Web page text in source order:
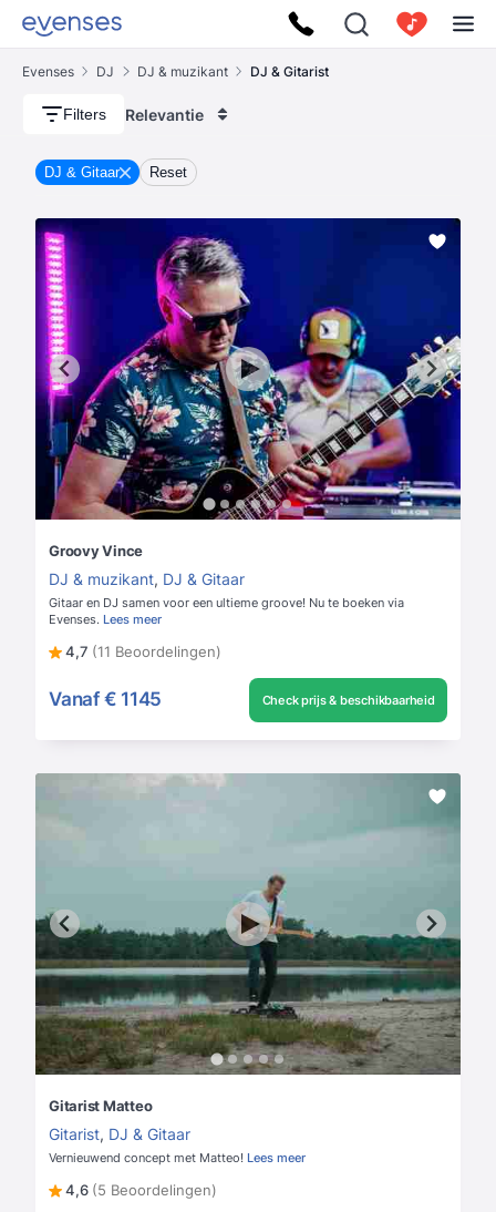
Evenses DJ DJ & muzikant DJ & Gitarist
Filters Relevantie
DJ & Gitaar Reset
Groovy Vince
DJ & muzikant, DJ & Gitaar
Gitaar en DJ samen voor een ultieme groove! Nu te boeken via
Evenses. Lees meer
4,7 (11 Beoordelingen)
Vanaf € 1145 Check prijs & beschikbaarheid
Gitarist Matteo
Gitarist, DJ & Gitaar
Vernieuwend concept met Matteo! Lees meer
4,6 (5 Beoordelingen)